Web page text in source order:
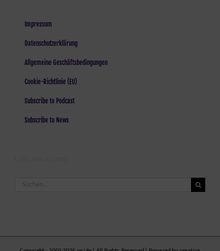
Impressum
Datenschutzerklärung
Allgemeine Geschäftsbedingungen
Cookie-Richtlinie (EU)
Subscribe to Podcast
Subscribe to News
Suche